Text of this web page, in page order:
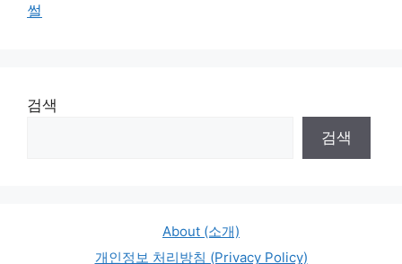
썰
검색
검색
About (소개)
개인정보 처리방침 (Privacy Policy)